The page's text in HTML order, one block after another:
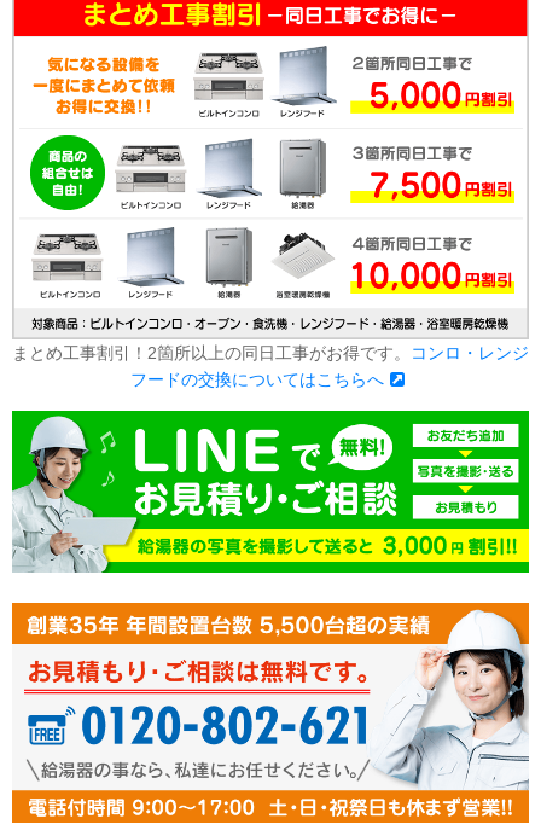
まとめ工事割引！2箇所以上の同日工事がお得です。
コンロ・レンジ
フードの交換についてはこちらへ